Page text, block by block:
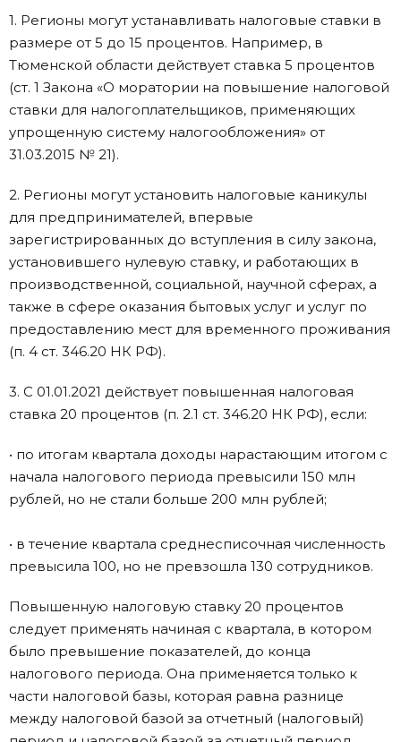
1. Регионы могут устанавливать налоговые ставки в
размере от 5 до 15 процентов. Например, в
Тюменской области действует ставка 5 процентов
(ст. 1 Закона «О моратории на повышение налоговой
ставки для налогоплательщиков, применяющих
упрощенную систему налогообложения» от
31.03.2015 № 21).
2. Регионы могут установить налоговые каникулы
для предпринимателей, впервые
зарегистрированных до вступления в силу закона,
установившего нулевую ставку, и работающих в
производственной, социальной, научной сферах, а
также в сфере оказания бытовых услуг и услуг по
предоставлению мест для временного проживания
(п. 4 ст. 346.20 НК РФ).
3. С 01.01.2021 действует повышенная налоговая
ставка 20 процентов (п. 2.1 ст. 346.20 НК РФ), если:
• по итогам квартала доходы нарастающим итогом с
начала налогового периода превысили 150 млн
рублей, но не стали больше 200 млн рублей;
• в течение квартала среднесписочная численность
превысила 100, но не превзошла 130 сотрудников.
Повышенную налоговую ставку 20 процентов
следует применять начиная с квартала, в котором
было превышение показателей, до конца
налогового периода. Она применяется только к
части налоговой базы, которая равна разнице
между налоговой базой за отчетный (налоговый)